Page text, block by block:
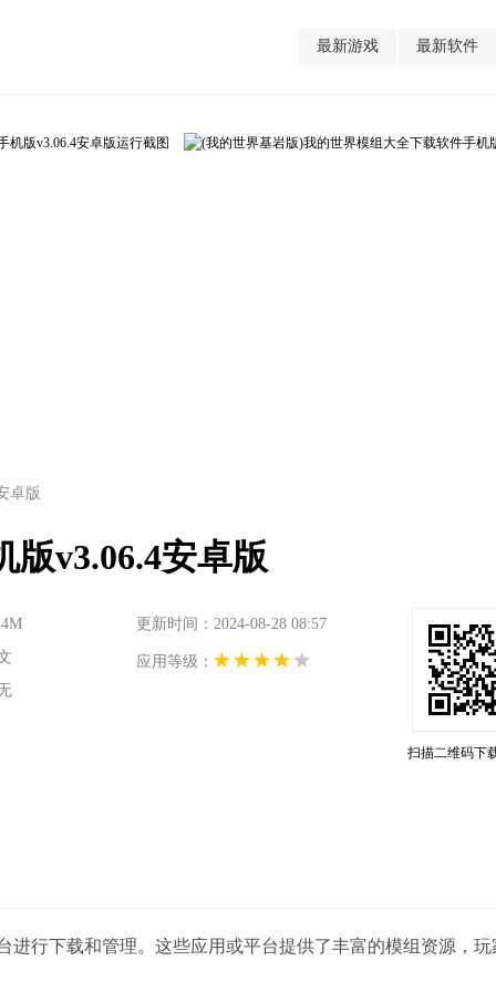
最新游戏 最新软件
卓版
v3.06.4安卓版
更新时间：2024-08-28 08:57
应用等级：
扫描二维码下
行下载和管理。这些应用或平台提供了丰富的模组资源，